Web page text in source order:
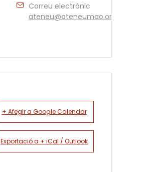
Correu electrònic
ateneu@ateneumao.org
+ Afegir a Google Calendar
Exportació a + iCal / Outlook